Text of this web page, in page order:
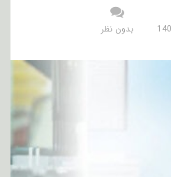
بدون نظر